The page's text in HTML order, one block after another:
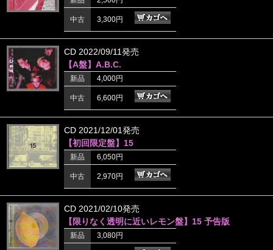
中古 3,300円
CD 2022/09/11発売
【A盤】A.B.C.
新品 4,000円
中古 6,600円
CD 2021/12/01発売
【初回限定盤】15
新品 6,050円
中古 2,970円
CD 2021/02/10発売
【限りなく透明に近いレモン盤】15 予告版
新品 3,080円